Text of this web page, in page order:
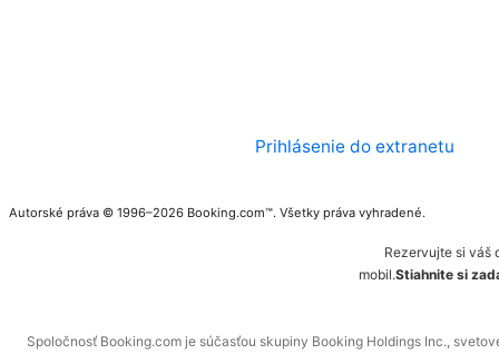
Prihlásenie do extranetu
Autorské práva © 1996–2026 Booking.com™. Všetky práva vyhradené.
Rezervujte si váš
mobil.Stiahnite si
Spoločnosť Booking.com je súčasťou skupiny Booking Holdings Inc.,